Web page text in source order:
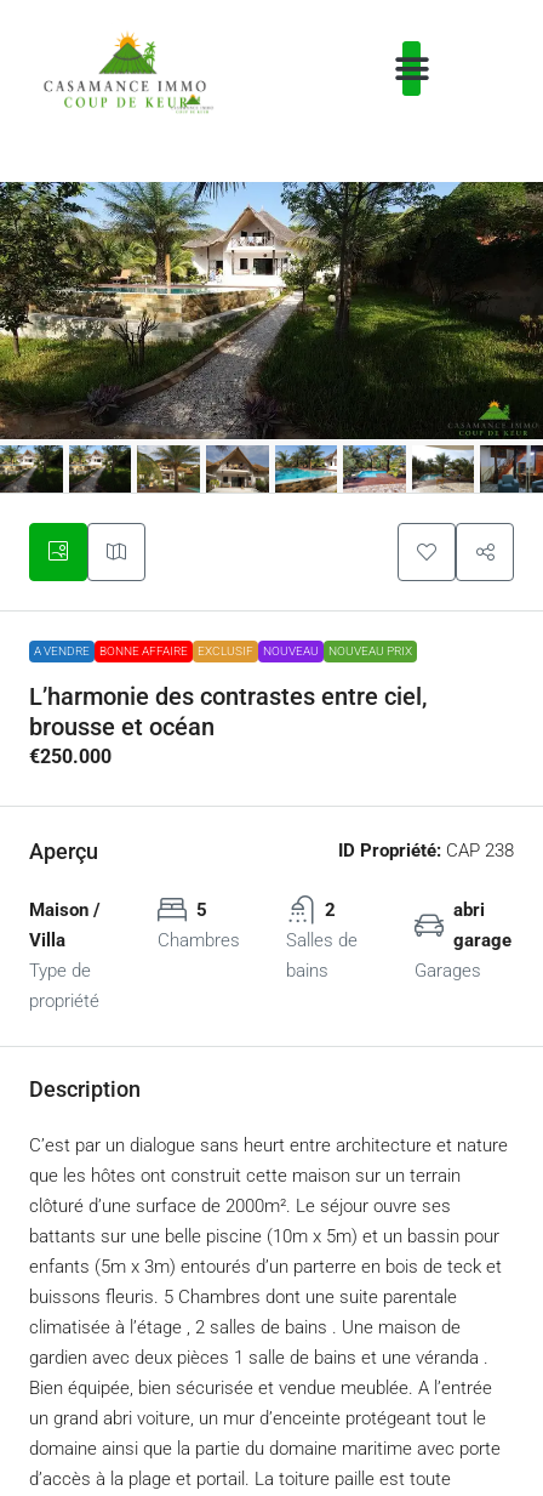
A VENDRE BONNE AFFAIRE EXCLUSIF NOUVEAU NOUVEAU PRIX
L’harmonie des contrastes entre ciel,
brousse et océan
€250.000
Aperçu ID Propriété: CAP 238
Maison /
Villa
Type de
propriété
5
Chambres
2
Salles de
bains
abri
garage
Garages
Description
C’est par un dialogue sans heurt entre architecture et nature
que les hôtes ont construit cette maison sur un terrain
clôturé d’une surface de 2000m². Le séjour ouvre ses
battants sur une belle piscine (10m x 5m) et un bassin pour
enfants (5m x 3m) entourés d’un parterre en bois de teck et
buissons fleuris. 5 Chambres dont une suite parentale
climatisée à l’étage , 2 salles de bains . Une maison de
gardien avec deux pièces 1 salle de bains et une véranda .
Bien équipée, bien sécurisée et vendue meublée. A l’entrée
un grand abri voiture, un mur d’enceinte protégeant tout le
domaine ainsi que la partie du domaine maritime avec porte
d’accès à la plage et portail. La toiture paille est toute